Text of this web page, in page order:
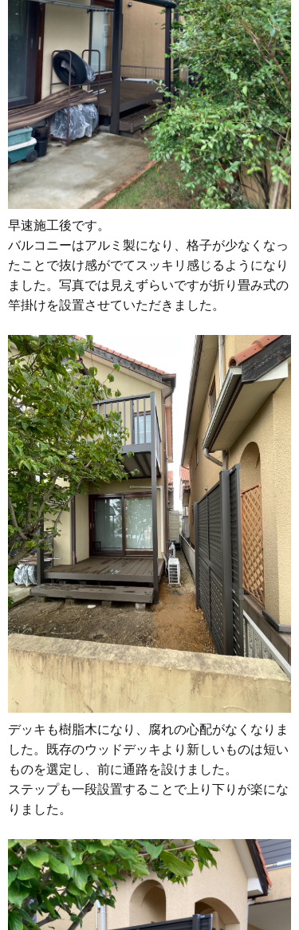
早速施工後です。
バルコニーはアルミ製になり、格子が少なくなっ
たことで抜け感がでてスッキリ感じるようになり
ました。写真では見えずらいですが折り畳み式の
竿掛けを設置させていただきました。
デッキも樹脂木になり、腐れの心配がなくなりま
した。既存のウッドデッキより新しいものは短い
ものを選定し、前に通路を設けました。
ステップも一段設置することで上り下りが楽にな
りました。